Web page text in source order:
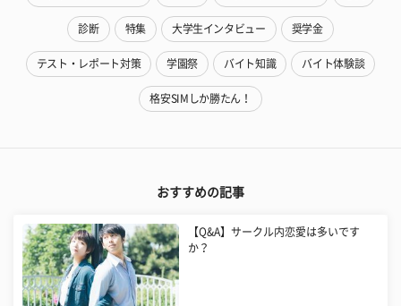
診断 特集 大学生インタビュー 奨学金
テスト・レポート対策 学園祭 バイト知識 バイト体験談
格安SIMしか勝たん！
おすすめの記事
【Q&A】サークル内恋愛は多いです
か？